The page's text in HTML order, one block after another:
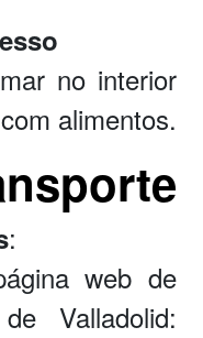
no interior
alimentos.
:
web de
Valladolid: